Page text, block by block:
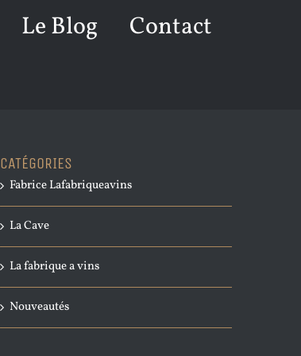
Le Blog
Contact
CATÉGORIES
Fabrice Lafabriqueavins
La Cave
La fabrique a vins
Nouveautés